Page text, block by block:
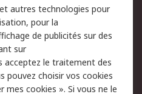
Sécurité des E-mails
Politique anti-
corruption
autres technologies pour
pour la
de publicités sur des
sur
acceptez le traitement des
pouvez choisir vos cookies
mes cookies ». Si vous ne le